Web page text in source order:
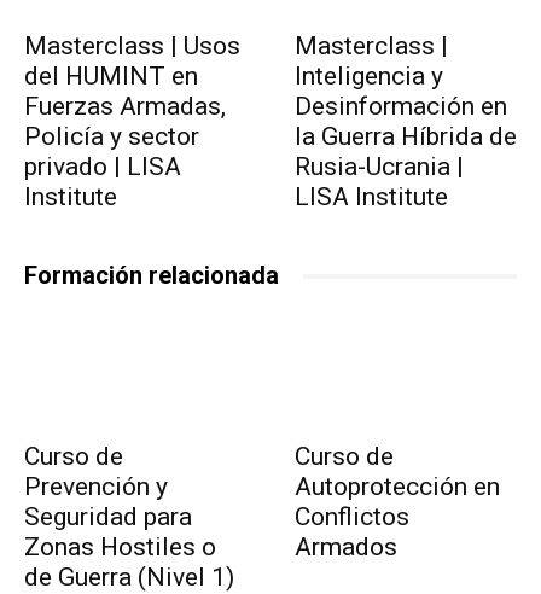
Masterclass | Usos
del HUMINT en
Fuerzas Armadas,
Policía y sector
privado | LISA
Institute
Masterclass |
Inteligencia y
Desinformación en
la Guerra Híbrida de
Rusia-Ucrania |
LISA Institute
Formación relacionada
Curso de
Prevención y
Seguridad para
Zonas Hostiles o
de Guerra (Nivel 1)
Curso de
Autoprotección en
Conflictos
Armados